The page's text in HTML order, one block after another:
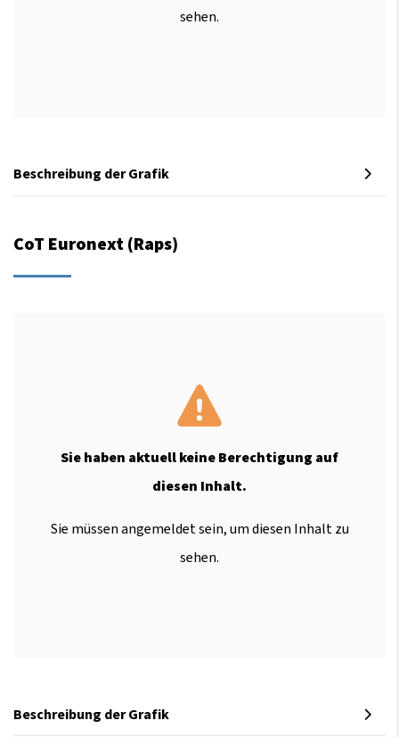
sehen.
Beschreibung der Grafik
CoT Euronext (Raps)
Sie haben aktuell keine Berechtigung auf
diesen Inhalt.
Sie müssen angemeldet sein, um diesen Inhalt zu
sehen.
Beschreibung der Grafik